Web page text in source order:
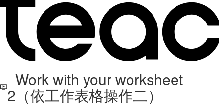
Work with your worksheet
2（依工作表格操作二）